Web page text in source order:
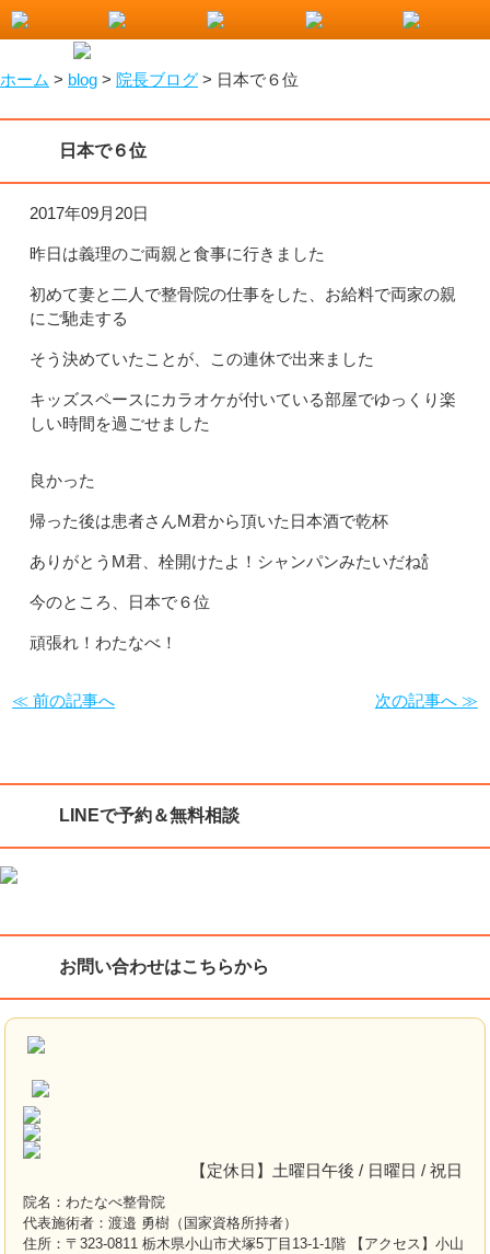
小山市で整骨院をお探しなら！わたなべ整骨院
ホーム > blog > 院長ブログ > 日本で６位
日本で６位
2017年09月20日
昨日は義理のご両親と食事に行きました
初めて妻と二人で整骨院の仕事をした、お給料で両家の親
にご馳走する
そう決めていたことが、この連休で出来ました
キッズスペースにカラオケが付いている部屋でゆっくり楽
しい時間を過ごせました
良かった
帰った後は患者さんM君から頂いた日本酒で乾杯
ありがとうM君、栓開けたよ！シャンパンみたいだね🍾
今のところ、日本で６位
頑張れ！わたなべ！
≪ 前の記事へ 次の記事へ ≫
LINEで予約＆無料相談
お問い合わせはこちらから
【定休日】土曜日午後 / 日曜日 / 祝日
院名：わたなべ整骨院
代表施術者：渡邉 勇樹（国家資格所持者）
住所：〒323-0811 栃木県小山市犬塚5丁目13-1-1階 【アクセス】小山